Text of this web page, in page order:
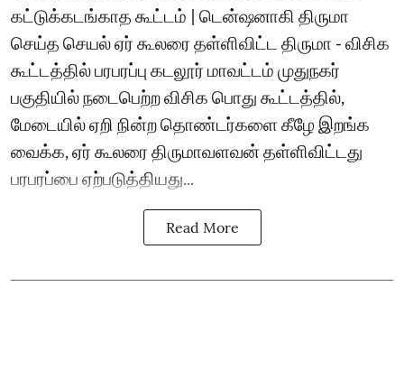
கட்டுக்கடங்காத கூட்டம் | டென்ஷனாகி திருமா
செய்த செயல் ஏர் கூலரை தள்ளிவிட்ட திருமா - விசிக
கூட்டத்தில் பரபரப்பு கடலூர் மாவட்டம் முதுநகர்
பகுதியில் நடைபெற்ற விசிக பொது கூட்டத்தில்,
மேடையில் ஏறி நின்ற தொண்டர்களை கீழே இறங்க
வைக்க, ஏர் கூலரை திருமாவளவன் தள்ளிவிட்டது
பரபரப்பை ஏற்படுத்தியது...
Read More